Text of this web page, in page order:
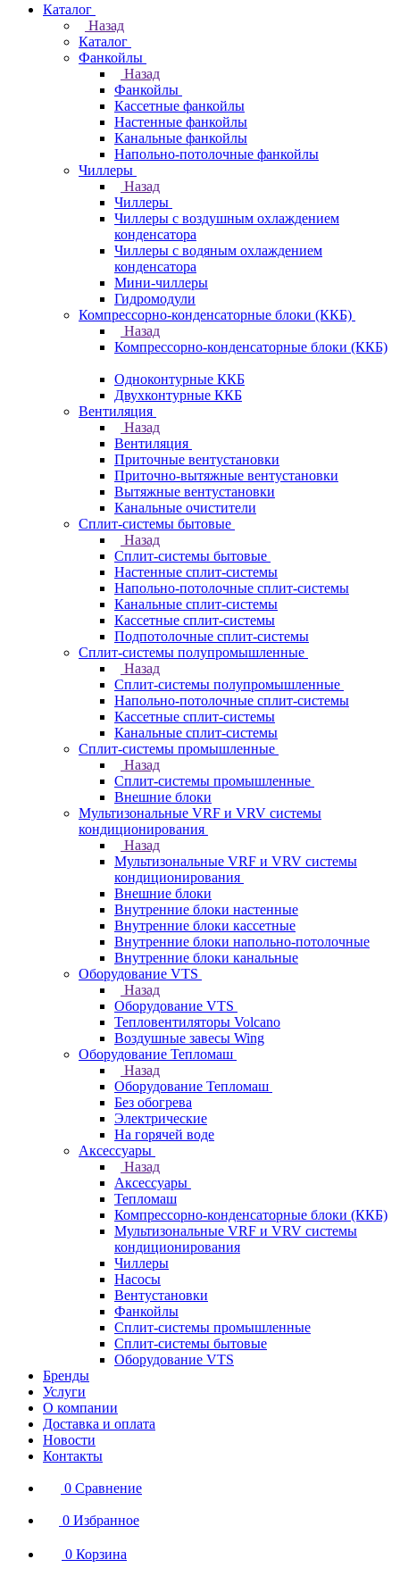
Каталог
Назад
Каталог
Фанкойлы
Назад
Фанкойлы
Кассетные фанкойлы
Настенные фанкойлы
Канальные фанкойлы
Напольно-потолочные фанкойлы
Чиллеры
Назад
Чиллеры
Чиллеры с воздушным охлаждением
конденсатора
Чиллеры с водяным охлаждением
конденсатора
Мини-чиллеры
Гидромодули
Компрессорно-конденсаторные блоки (ККБ)
Назад
Компрессорно-конденсаторные блоки (ККБ)
Одноконтурные ККБ
Двухконтурные ККБ
Вентиляция
Назад
Вентиляция
Приточные вентустановки
Приточно-вытяжные вентустановки
Вытяжные вентустановки
Канальные очистители
Сплит-системы бытовые
Назад
Сплит-системы бытовые
Настенные сплит-системы
Напольно-потолочные сплит-системы
Канальные сплит-системы
Кассетные сплит-системы
Подпотолочные сплит-системы
Сплит-системы полупромышленные
Назад
Сплит-системы полупромышленные
Напольно-потолочные сплит-системы
Кассетные сплит-системы
Канальные сплит-системы
Сплит-системы промышленные
Назад
Сплит-системы промышленные
Внешние блоки
Мультизональные VRF и VRV системы
кондиционирования
Назад
Мультизональные VRF и VRV системы
кондиционирования
Внешние блоки
Внутренние блоки настенные
Внутренние блоки кассетные
Внутренние блоки напольно-потолочные
Внутренние блоки канальные
Оборудование VTS
Назад
Оборудование VTS
Тепловентиляторы Volcano
Воздушные завесы Wing
Оборудование Тепломаш
Назад
Оборудование Тепломаш
Без обогрева
Электрические
На горячей воде
Аксессуары
Назад
Аксессуары
Тепломаш
Компрессорно-конденсаторные блоки (ККБ)
Мультизональные VRF и VRV системы
кондиционирования
Чиллеры
Насосы
Вентустановки
Фанкойлы
Сплит-системы промышленные
Сплит-системы бытовые
Оборудование VTS
Бренды
Услуги
О компании
Доставка и оплата
Новости
Контакты
0 Сравнение
0 Избранное
0 Корзина